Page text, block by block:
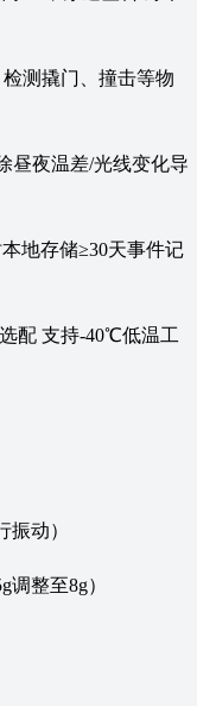
测撬门、撞击等物
昼夜温差/光线变化导
地存储≥30天事件记
配 支持-40℃低温工
动）
整至8g）